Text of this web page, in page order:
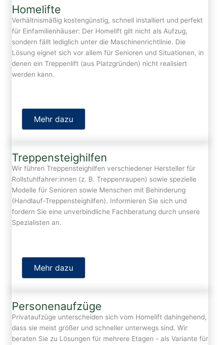
Homelifte
Verhältnismäßig kostengünstig, schnell installiert und perfekt
für Einfamilienhäuser: Der Homelift gilt nicht als Aufzug,
sondern fällt lediglich unter die Maschinenrichtlinie. Die
Lösung eignet sich vor allem für Senioren und Situationen, in
denen ein Treppenlift (aus Platzgründen) nicht realisiert
werden kann.
Mehr dazu
Treppensteighilfen
Wir führen Treppensteighilfen verschiedener Hersteller für
Rollstuhlfahrer:innen (z. B. Treppenraupen) sowie spezielle
Modelle für Senioren sowie Menschen mit Behinderung
(Handlauf-Treppensteighilfen). Informieren Sie sich und
fordern Sie eine unverbindliche Fachberatung durch unsere
Spezialisten an.
Mehr dazu
Personenaufzüge
Privataufzüge unterscheiden sich vom Homelift dahingehend,
dass sie meist größer und schneller unterwegs sind. Wir
beraten Sie zu Lösungen für mehrere Etagen - als Variante für